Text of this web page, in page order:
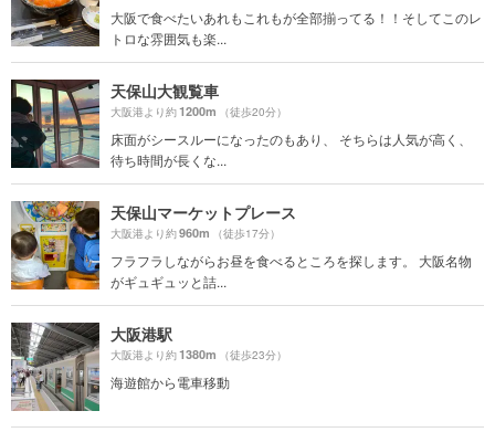
大阪で食べたいあれもこれもが全部揃ってる！！そしてこのレ
トロな雰囲気も楽...
天保山大観覧車
大阪港より約1200m （徒歩20分）
床面がシースルーになったのもあり、 そちらは人気が高く、
待ち時間が長くな...
天保山マーケットプレース
大阪港より約960m （徒歩17分）
フラフラしながらお昼を食べるところを探します。 大阪名物
がギュギュッと詰...
大阪港駅
大阪港より約1380m （徒歩23分）
海遊館から電車移動